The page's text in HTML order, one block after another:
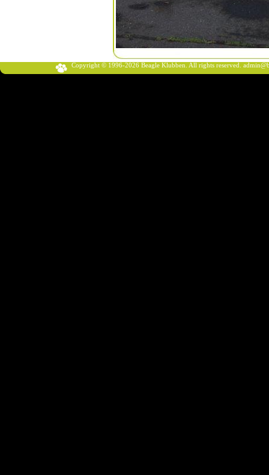
Copyright © 1996-2026 Beagle Klubben. All rights reserved.